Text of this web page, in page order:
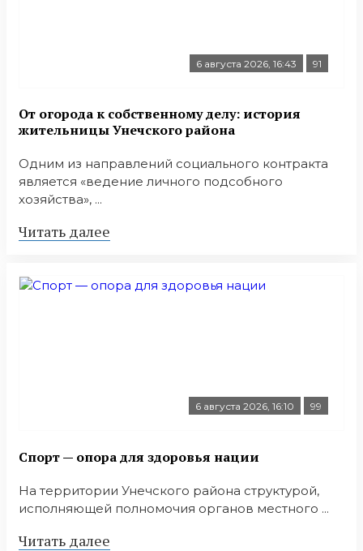
6 августа 2026, 16:43 91
От огорода к собственному делу: история
жительницы Унечского района
Одним из направлений социального контракта
является «ведение личного подсобного
хозяйства», ...
Читать далее
6 августа 2026, 16:10 99
Спорт — опора для здоровья нации
На территории Унечского района структурой,
исполняющей полномочия органов местного ...
Читать далее